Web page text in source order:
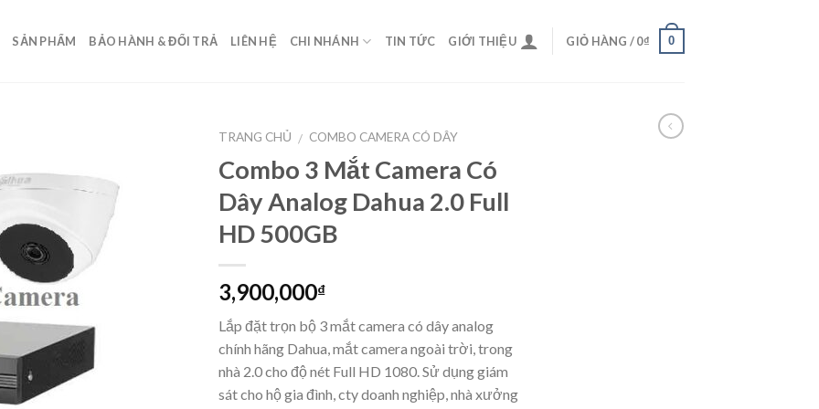
SẢN PHẨM BẢO HÀNH & ĐỔI TRẢ LIÊN HỆ CHI NHÁNH TIN TỨC GIỚI THIỆU GIỎ HÀNG /0₫ 0
TRANG CHỦ / COMBO CAMERA CÓ DÂY
Combo 3 Mắt Camera Có
Dây Analog Dahua 2.0 Full
HD 500GB
3,900,000₫
Lắp đặt trọn bộ 3 mắt camera có dây analog
chính hãng Dahua, mắt camera ngoài trời, trong
nhà 2.0 cho độ nét Full HD 1080. Sử dụng giám
sát cho hộ gia đình, cty doanh nghiệp, nhà xưởng